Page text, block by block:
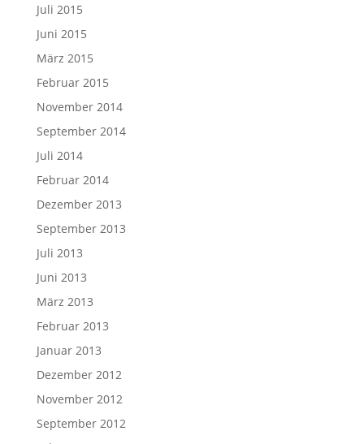
Juli 2015
Juni 2015
März 2015
Februar 2015
November 2014
September 2014
Juli 2014
Februar 2014
Dezember 2013
September 2013
Juli 2013
Juni 2013
März 2013
Februar 2013
Januar 2013
Dezember 2012
November 2012
September 2012